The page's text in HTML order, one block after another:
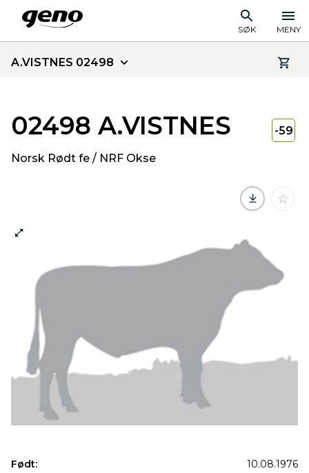
SØK MENY
A.VISTNES 02498
02498 A.VISTNES
Norsk Rødt fe / NRF Okse
-59
Født:
10.08.1976